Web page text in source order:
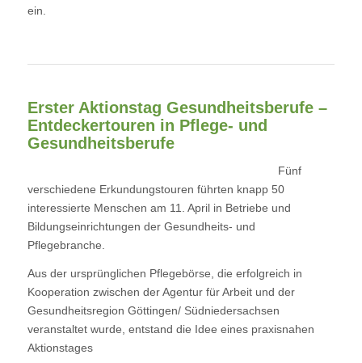
ein.
Erster Aktionstag Gesundheitsberufe –
Entdeckertouren in Pflege- und
Gesundheitsberufe
Fünf
verschiedene Erkundungstouren führten knapp 50
interessierte Menschen am 11. April in Betriebe und
Bildungseinrichtungen der Gesundheits- und
Pflegebranche.
Aus der ursprünglichen Pflegebörse, die erfolgreich in
Kooperation zwischen der Agentur für Arbeit und der
Gesundheitsregion Göttingen/ Südniedersachsen
veranstaltet wurde, entstand die Idee eines praxisnahen
Aktionstages